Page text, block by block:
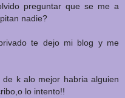
preguntar que se me a
nadie?
te dejo mi blog y me
k alo mejor habria alguien
lo intento!!